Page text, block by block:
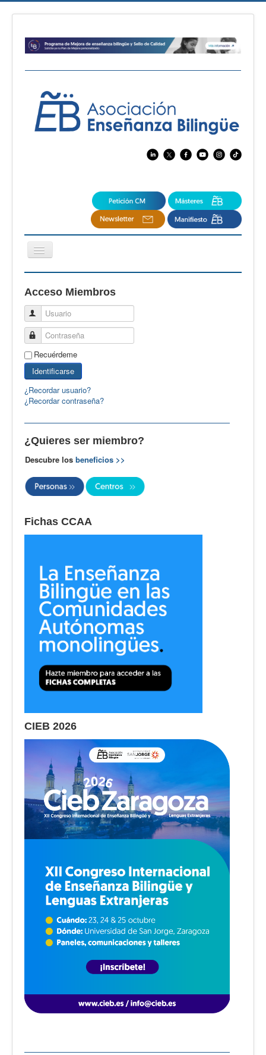
Cambiar
navegación
CertAcleB
Profesores Visitantes
Calidad
Artículos
Recursos
Observatorio EB
CIEB
Contacto
Acceso Miembros
Usuario
Contraseña
Recuérdeme
Identificarse
¿Recordar usuario?
¿Recordar contraseña?
¿Quieres ser miembro?
Descubre los beneficios >>
Fichas CCAA
CIEB 2026